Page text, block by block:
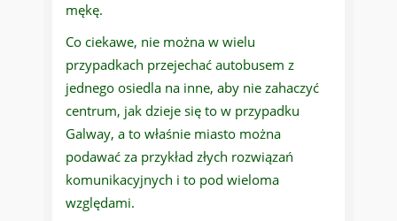
mękę.
Co ciekawe, nie można w wielu
przypadkach przejechać autobusem z
jednego osiedla na inne, aby nie zahaczyć
centrum, jak dzieje się to w przypadku
Galway, a to właśnie miasto można
podawać za przykład złych rozwiązań
komunikacyjnych i to pod wieloma
względami.